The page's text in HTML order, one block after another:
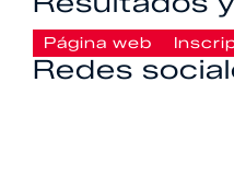
Página web
Redes